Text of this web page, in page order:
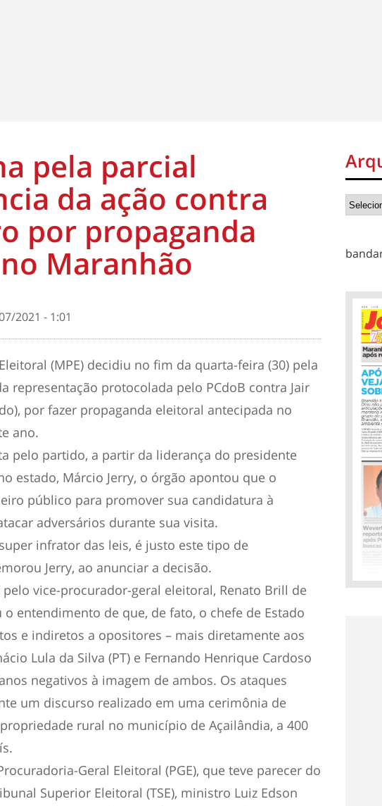
pela parcial
da ação contra
por propaganda
Maranhão
2021 - 1:01
(MPE) decidiu no fim da quarta-feira (30) pela
representação protocolada pelo PCdoB contra Jair
por fazer propaganda eleitoral antecipada no
ano.
pelo partido, a partir da liderança do presidente
estado, Márcio Jerry, o órgão apontou que o
público para promover sua candidatura à
adversários durante sua visita.
infrator das leis, é justo este tipo de
Jerry, ao anunciar a decisão.
vice-procurador-geral eleitoral, Renato Brill de
o entendimento de que, de fato, o chefe de Estado
e indiretos a opositores – mais diretamente aos
Lula da Silva (PT) e Fernando Henrique Cardoso
negativos à imagem de ambos. Os ataques
um discurso realizado em uma cerimônia de
rural no município de Açailândia, a 400
Geral Eleitoral (PGE), que teve parecer do
Superior Eleitoral (TSE), ministro Luiz Edson